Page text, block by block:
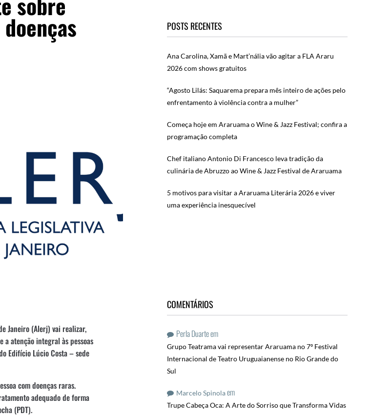
Janeiro (Alerj) vai realizar,
atenção integral às pessoas
Edifício Lúcio Costa – sede
com doenças raras.
adequado de forma
(PDT).
POSTS RECENTES
Ana Carolina, Xamã e Mart’nália vão agitar a FLA Araru
2026 com shows gratuitos
“Agosto Lilás: Saquarema prepara mês inteiro de ações pelo
enfrentamento à violência contra a mulher”
Começa hoje em Araruama o Wine & Jazz Festival; confira a
programação completa
Chef italiano Antonio Di Francesco leva tradição da
culinária de Abruzzo ao Wine & Jazz Festival de Araruama
5 motivos para visitar a Araruama Literária 2026 e viver
uma experiência inesquecível
COMENTÁRIOS
Perla Duarteem
Grupo Teatrama vai representar Araruama no 7º Festival
Internacional de Teatro Uruguaianense no Rio Grande do
Sul
Marcelo Spinolaem
Trupe Cabeça Oca: A Arte do Sorriso que Transforma Vidas